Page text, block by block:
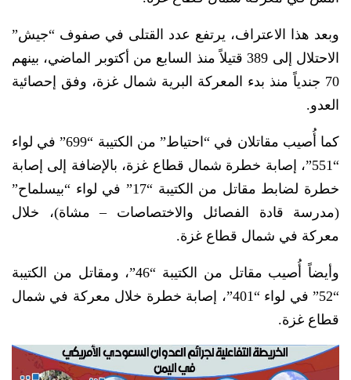
وبعد هذا الاعتراف، يرتفع عدد القتلى في صفوف “جيش”
الاحتلال إلى 389 قتيلاً منذ السابع من أكتوبر الماضي، بينهم
70 جندياً منذ بدء المعركة البرية شمال غزة، وفق إحصائية
العدو.
كما أُصيب مقاتلان في “احتياط” من الكتيبة “699” في لواء
“551”، إصابة خطرة شمال قطاع غزة، بالإضافة إلى إصابة
خطرة لضابط مقاتل من الكتيبة “17” في لواء “بيسلماح”
(مدرسة قادة الفصائل والاختصاصات – مشاة)، خلال
معركة في شمال قطاع غزة.
وأيضاً أُصيب مقاتل من الكتيبة “46”، ومقاتل من الكتيبة
“52” في لواء “401”، إصابة خطرة خلال معركة في شمال
قطاع غزة.